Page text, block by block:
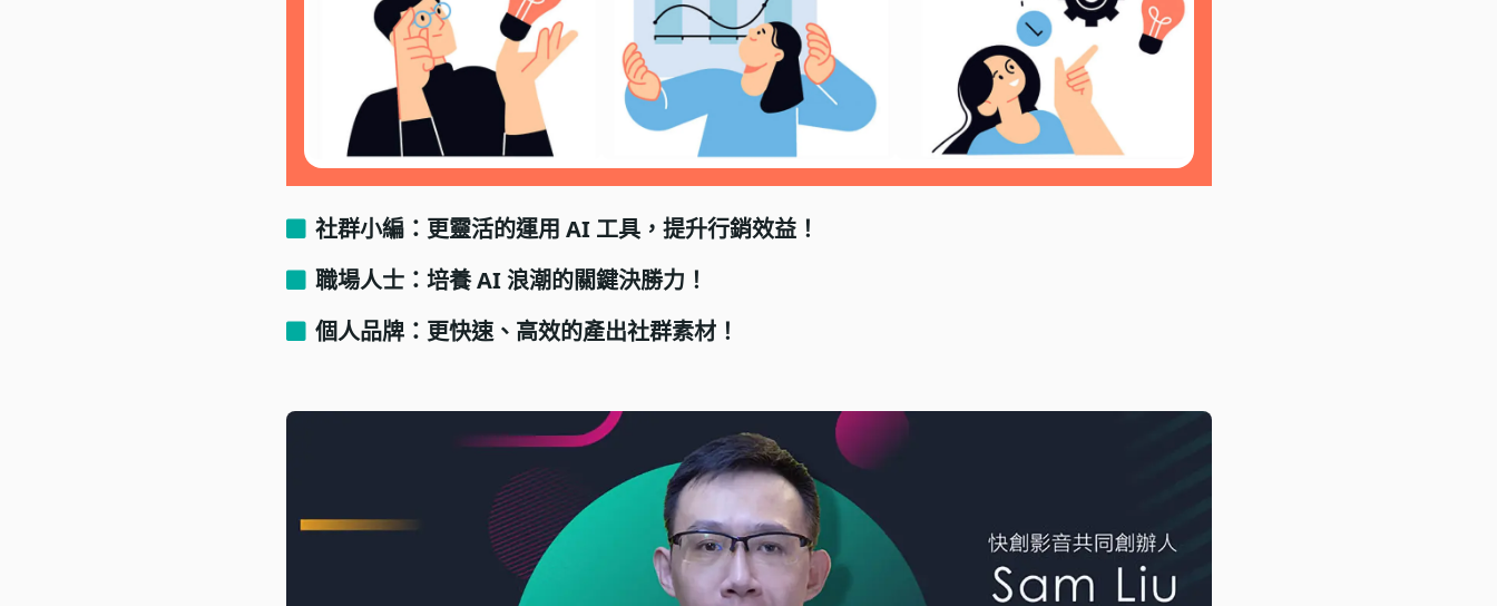
社群小編：更靈活的運用 AI 工具，提升行銷效益！
職場人士：培養 AI 浪潮的關鍵決勝力！
個人品牌：更快速、高效的產出社群素材！